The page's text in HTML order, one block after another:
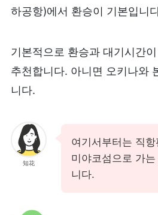
하공항)에서 환승이 기본입니
기본적으로 환승과 대기시간
추천합니다. 아니면 오키나와
니다.
知花
여기서부터는 직
미야코섬으로 가
니다.